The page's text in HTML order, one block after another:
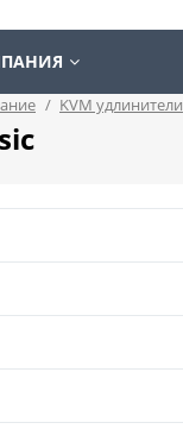
/ KVM удлинители